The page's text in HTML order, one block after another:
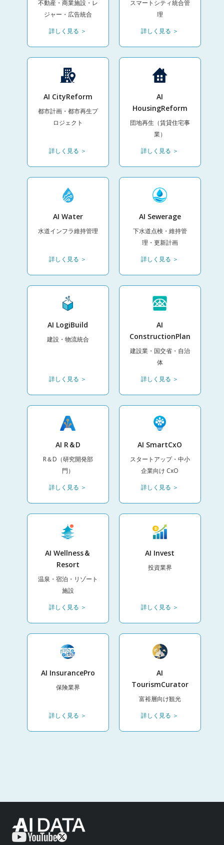
不動産・商業施設・レ
ジャー・広告統合
詳しく見る ＞
スマートシティ統合管
理
詳しく見る ＞
AI CityReform
都市計画・都市再生プ
ロジェクト
詳しく見る ＞
AI
HousingReform
団地再生（賃貸住宅事
業）
詳しく見る ＞
AI Water
水道インフラ維持管理
詳しく見る ＞
AI Sewerage
下水道点検・維持管
理・更新計画
詳しく見る ＞
AI LogiBuild
建設・物流統合
詳しく見る ＞
AI
ConstructionPlan
建設業・国交省・自治
体
詳しく見る ＞
AI R＆D
R＆D（研究開発部
門）
詳しく見る ＞
AI SmartCxO
スタートアップ・中小
企業向け CxO
詳しく見る ＞
AI Wellness＆
Resort
温泉・宿泊・リゾート
施設
詳しく見る ＞
AI Invest
投資業界
詳しく見る ＞
AI InsurancePro
保険業界
詳しく見る ＞
AI
TourismCurator
富裕層向け観光
詳しく見る ＞